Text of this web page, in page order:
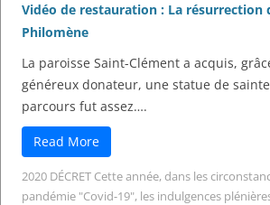
Vidéo de restauration : La résurrection
Philomène
La paroisse Saint-Clément a acquis,
généreux donateur, une statue de
parcours fut assez….
Read More
2020 DÉCRET Cette année, dans les
pandémie "Covid-19", les indulgences